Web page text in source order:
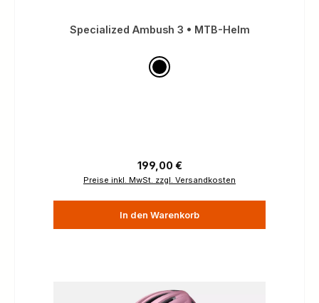
Specialized Ambush 3 • MTB-Helm
Regulärer Preis:
199,00 €
Preise inkl. MwSt. zzgl. Versandkosten
In den Warenkorb